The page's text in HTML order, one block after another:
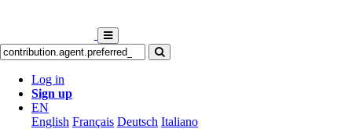
Log in
Sign up
EN
English Français Deutsch Italiano